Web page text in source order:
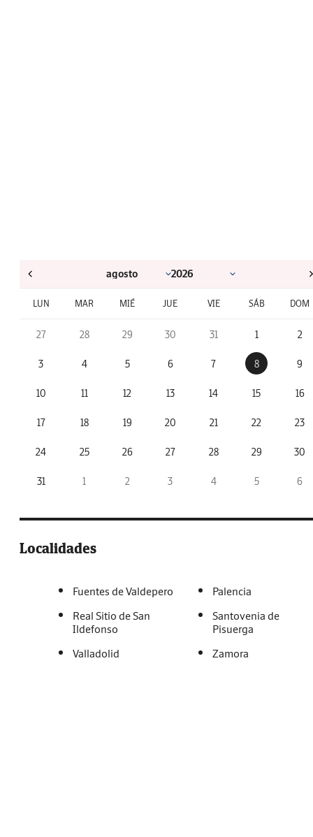
LUN MAR MIÉ JUE VIE SÁB DOM
27 28 29 30 31 1 2
3 4 5 6 7 8 9
10 11 12 13 14 15 16
17 18 19 20 21 22 23
24 25 26 27 28 29 30
31 1 2 3 4 5 6
Localidades
Fuentes de Valdepero
Palencia
Real Sitio de San
Ildefonso
Santovenia de
Pisuerga
Valladolid
Zamora